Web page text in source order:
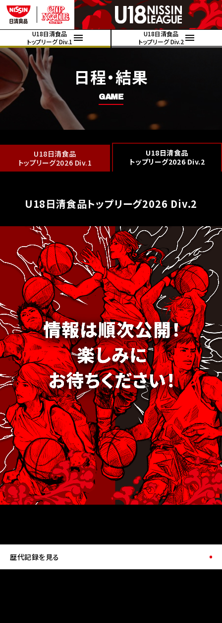
U18日清食品
トップリーグ Div.1
U18日清食品
トップリーグ Div.2
日程・結果
GAME
U18日清食品
トップリーグ2026 Div.1
U18日清食品
トップリーグ2026 Div.2
U18日清食品トップリーグ2026 Div.2
歴代記録を見る